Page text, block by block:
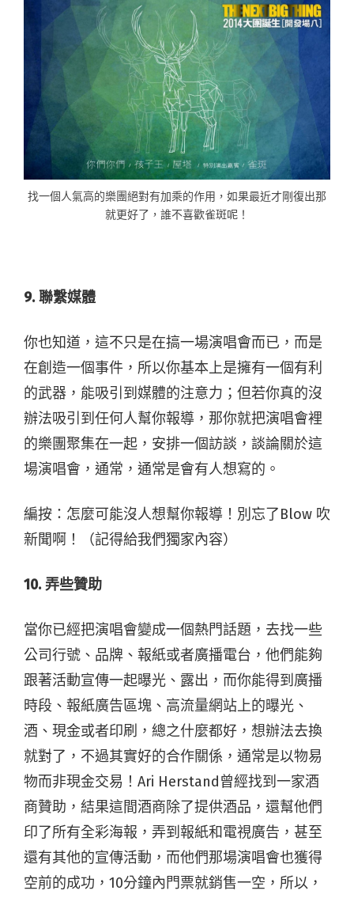
找一個人氣高的樂團絕對有加乘的作用，如果最近才剛復出那
就更好了，誰不喜歡雀斑呢！
9. 聯繫媒體
你也知道，這不只是在搞一場演唱會而已，而是
在創造一個事件，所以你基本上是擁有一個有利
的武器，能吸引到媒體的注意力；但若你真的沒
辦法吸引到任何人幫你報導，那你就把演唱會裡
的樂團聚集在一起，安排一個訪談，談論關於這
場演唱會，通常，通常是會有人想寫的。
編按：怎麼可能沒人想幫你報導！別忘了Blow 吹
新聞啊！（記得給我們獨家內容）
10. 弄些贊助
當你已經把演唱會變成一個熱門話題，去找一些
公司行號、品牌、報紙或者廣播電台，他們能夠
跟著活動宣傳一起曝光、露出，而你能得到廣播
時段、報紙廣告區塊、高流量網站上的曝光、
酒、現金或者印刷，總之什麼都好，想辦法去換
就對了，不過其實好的合作關係，通常是以物易
物而非現金交易！Ari Herstand曾經找到一家酒
商贊助，結果這間酒商除了提供酒品，還幫他們
印了所有全彩海報，弄到報紙和電視廣告，甚至
還有其他的宣傳活動，而他們那場演唱會也獲得
空前的成功，10分鐘內門票就銷售一空，所以，